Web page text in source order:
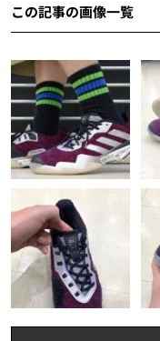
この記事の画像一覧